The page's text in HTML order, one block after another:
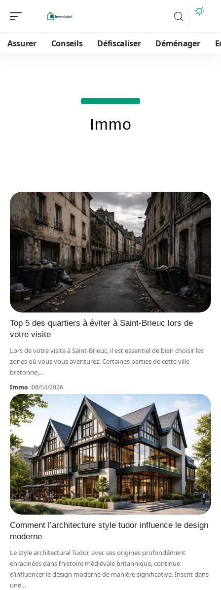
Assurer Conseils Défiscaliser Déménager
Immo
Top 5 des quartiers à éviter à Saint-Brieuc lors de
votre visite
Lors de votre visite à Saint-Brieuc, il est essentiel de bien choisir les
zones où vous vous aventurez. Certaines parties de cette ville
bretonne,…
Immo 08/04/2026
Comment l’architecture style tudor influence le design
moderne
Le style architectural Tudor, avec ses origines profondément
enracinées dans l’histoire médiévale britannique, continue
d’influencer le design moderne de manière significative. Inscrit dans
une…